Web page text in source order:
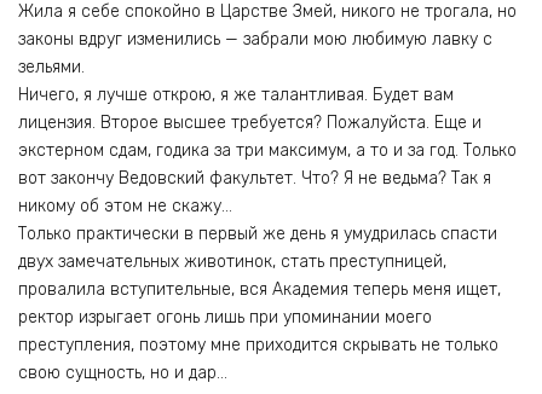
Жила я себе спокойно в Царстве Змей, никого не трогала, но
законы вдруг изменились — забрали мою любимую лавку с
зельями.
Ничего, я лучше открою, я же талантливая. Будет вам
лицензия. Второе высшее требуется? Пожалуйста. Еще и
экстерном сдам, годика за три максимум, а то и за год. Только
вот закончу Ведовский факультет. Что? Я не ведьма? Так я
никому об этом не скажу…
Только практически в первый же день я умудрилась спасти
двух замечательных животинок, стать преступницей,
провалила вступительные, вся Академия теперь меня ищет,
ректор изрыгает огонь лишь при упоминании моего
преступления, поэтому мне приходится скрывать не только
свою сущность, но и дар…